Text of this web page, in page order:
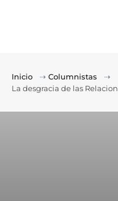
Inicio ⇢ Columnistas
⇢
La desgracia de las